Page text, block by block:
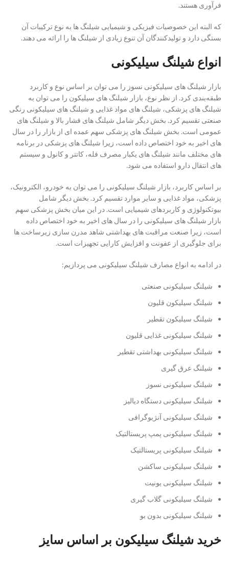
فرآوری هستند.
که البته این خصوصیات فیزیکی و شیمیایی شیلنگ ها به نوع ترکیبات آن
بستگی دارد و تولیدکنندگان آن تنوع زیادی از شیلنگ ها را ارائه می دهند.
انواع شیلنگ سیلیکونی
بازار شیلنگ های سیلیکونی نسوز را می توان بر اساس نوع و کاربرد
طبقه‌بندی کرد. از نظر نوع، بازار شیلنگ های سیلیکون را می توان به
شیلنگ های پزشکی، شیلنگ های مواد غذایی و شیلنگ های سیلیکونی رنگی
صنعتی تقسیم کرد. بخش دیگر شامل شیلنگ های فشار بالا و شیلنگ های
عمومی است. بخش شیلنگ های پزشکی سهم عمده ای از بازار را در سال
های اخیر به خود اختصاص داده است، زیرا شیلنگ های پزشکی در برنامه
های مختلف مانند شیلنگ های یکبار مصرف فله، کاتتر و کانول و سیستم
های انتقال دارو استفاده می شود.
بر اساس کاربرد، بازار شیلنگ سیلیکونی را می توان به خودرو، الکترونیک،
پزشکی، مواد غذایی و سایر موارد تقسیم کرد. بخش دیگر شامل
بیوتکنولوژی و کاربردهای شیمیایی است. در این میان بخش پزشکی سهم
بازار شیلنگ های سیلیکونی را در سال های اخیر به خود اختصاص داده
است، زیرا صنعت مراقبت های بهداشتی شاهد مدرن سازی زیرساخت ها
برای جلوگیری از عفونت و افزایش کارایی تجهیزات است.
در ادامه به انواع مصارف شیلنگ سیلیکونی می پردازیم:
شیلنگ سیلیکونی صنعتی
شیلنگ سیلیکون قلیون
شیلنگ سیلیکون تقطیر
شیلنگ سیلیکونی غذایی قلیون
شیلنگ سیلیکونی بهداشتی تقطیر
شیلنگ عرق گیری
شیلنگ سیلیکونی نسوز
شیلنگ سیلیکونی دستگاه دیالیز
شیلنگ سیلیکونی آنژیوگرافی
شیلنگ سیلیکونی پمپ پریستالتیک
شیلنگ سیلیکونی پریستالتیک
شیلنگ سیلیکونی ساکشن
شیلنگ سیلیکونی یونیت
شیلنگ سیلیکونی گلاب گیری
شیلنگ سیلیکونی بدون بو
خرید شیلنگ سیلیکون بر اساس سایز